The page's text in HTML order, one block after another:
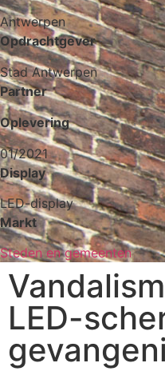
Antwerpen
Opdrachtgever
Stad Antwerpen
Partner
Oplevering
01/2021
Display
LED-display
Markt
Steden en gemeenten
LED-